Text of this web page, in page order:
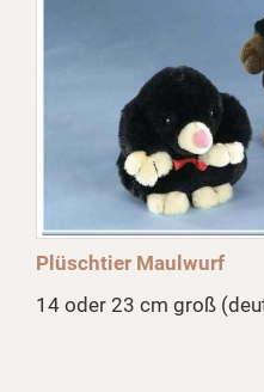
Plüschtier Maulwurf
14 oder 23 cm groß